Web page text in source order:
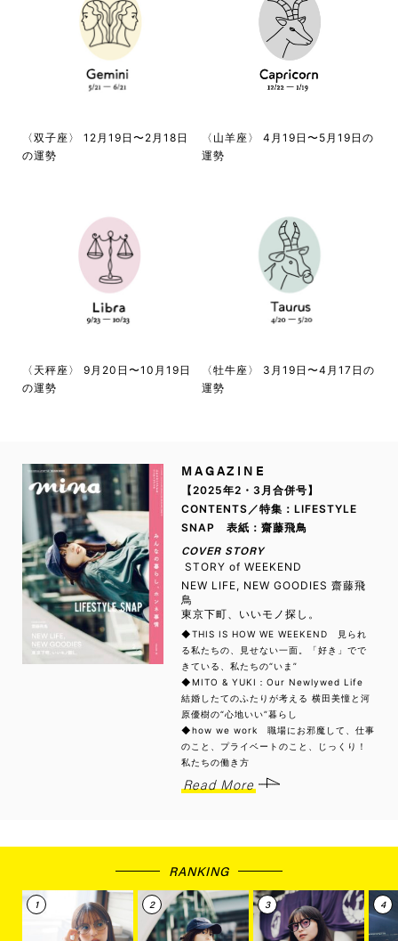
〈双子座〉 12月19日〜2月18日
の運勢
〈山羊座〉 4月19日〜5月19日の
運勢
〈天秤座〉 9月20日〜10月19日
の運勢
〈牡牛座〉 3月19日〜4月17日の
運勢
MAGAZINE
【2025年2・3月合併号】
CONTENTS／特集：LIFESTYLE
SNAP 表紙：齋藤飛鳥
COVER STORY
STORY of WEEKEND
NEW LIFE, NEW GOODIES 齋藤飛
鳥
東京下町、いいモノ探し。
◆THIS IS HOW WE WEEKEND 見られ
る私たちの、見せない一面。「好き」でで
きている、私たちの“いま”
◆MITO & YUKI：Our Newlywed Life
結婚したてのふたりが考える 横田美憧と河
原優樹の“心地いい”暮らし
◆how we work 職場にお邪魔して、仕事
のこと、プライベートのこと、じっくり！
私たちの働き方
Read More
RANKING